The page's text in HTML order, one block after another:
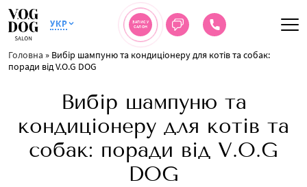
УКР
ЗАПИС У
САЛОН
Головна » Вибір шампуню та кондиціонеру для котів та собак:
поради від V.O.G DOG
Вибір шампуню та
кондиціонеру для котів та
собак: поради від V.O.G
DOG